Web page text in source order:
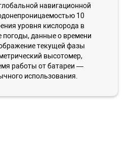
навигационной
10
уровня кислорода в
погоды, данные о времени
текущей фазы
высотомер,
работы от батареи —
использования.